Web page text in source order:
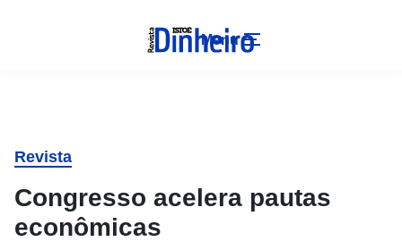
Menu
Revista
Congresso acelera pautas
econômicas